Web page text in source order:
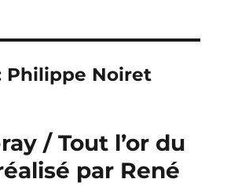
Philippe Noiret
/ Tout l’or du
par René